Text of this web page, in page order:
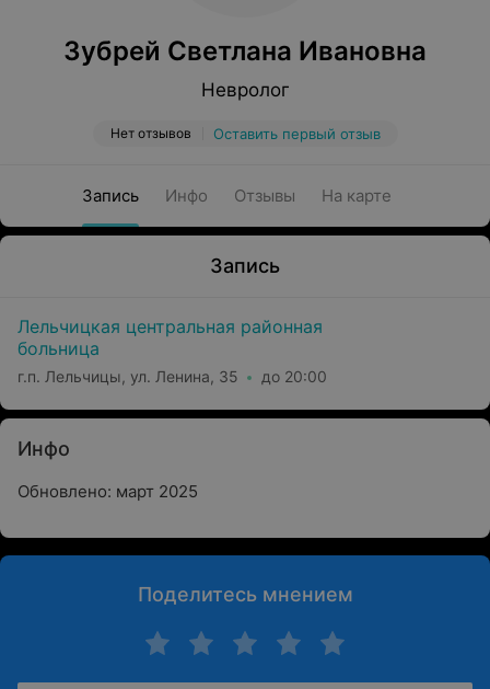
Зубрей Светлана Ивановна
Невролог
Нет отзывов Оставить первый отзыв
Запись Инфо Отзывы На карте
Запись
Лельчицкая центральная районная
больница
г.п. Лельчицы, ул. Ленина, 35 до 20:00
Инфо
Обновлено: март 2025
Поделитесь мнением